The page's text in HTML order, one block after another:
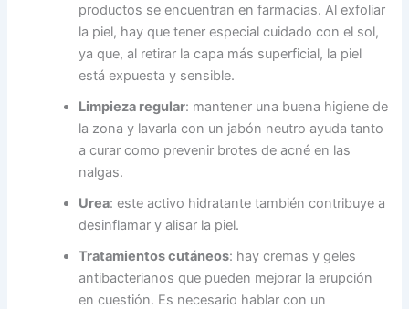
productos se encuentran en farmacias. Al exfoliar
la piel, hay que tener especial cuidado con el sol,
ya que, al retirar la capa más superficial, la piel
está expuesta y sensible.
Limpieza regular: mantener una buena higiene de
la zona y lavarla con un jabón neutro ayuda tanto
a curar como prevenir brotes de acné en las
nalgas.
Urea: este activo hidratante también contribuye a
desinflamar y alisar la piel.
Tratamientos cutáneos: hay cremas y geles
antibacterianos que pueden mejorar la erupción
en cuestión. Es necesario hablar con un